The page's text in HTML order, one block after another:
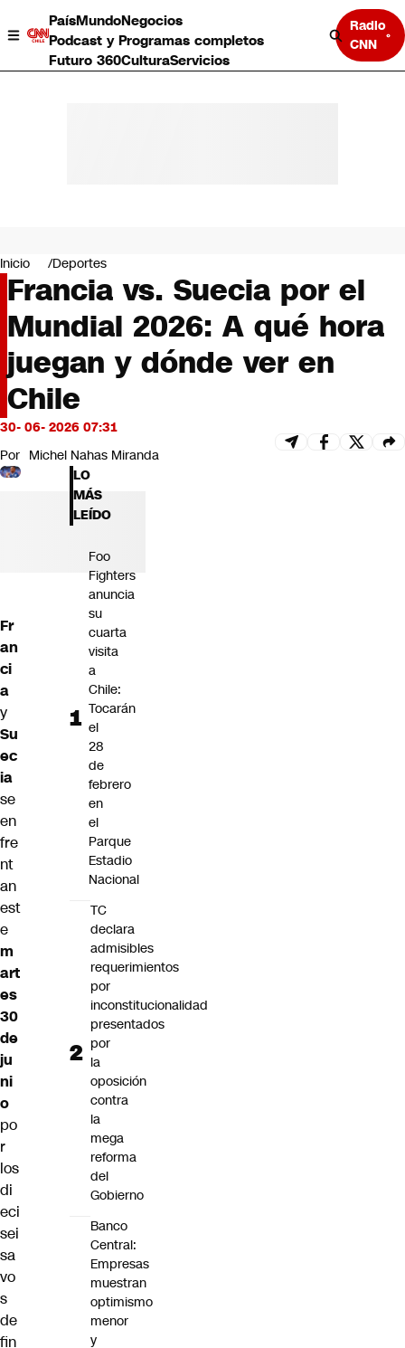
PaísMundoNegocios
Podcast y Programas completos
Futuro 360CulturaServicios
Radio
CNN
Negocios
Deportes
Programas completos
Cultura
Servicios
Bits
CNN Data
CNN tiempo
Futuro 360
Inicio Deportes
Francia vs. Suecia por el
Mundial 2026: A qué hora
juegan y dónde ver en
Chile
30- 06- 2026 07:31
Por Michel Nahas Miranda
Fr
an
ci
a
y
Su
ec
ia
se
en
fre
nt
an
est
e
m
art
es
30
de
ju
ni
o
po
r
los
di
eci
sei
sa
vo
s
de
fin
LO
MÁS
LEÍDO
Foo
Fighters
anuncia
su
cuarta
visita
a
Chile:
Tocarán
el
28
de
febrero
en
el
Parque
Estadio
Nacional
TC
declara
admisibles
requerimientos
por
inconstitucionalidad
presentados
por
la
oposición
contra
la
mega
reforma
del
Gobierno
Banco
Central:
Empresas
muestran
optimismo
menor
y